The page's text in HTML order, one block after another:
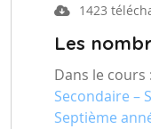
1423
Les
Dans le cours :
Secondaire –
Septième